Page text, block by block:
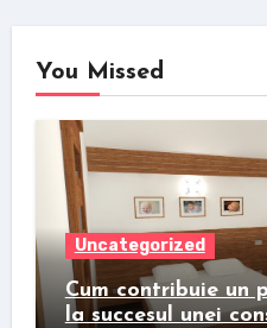
You Missed
Uncategorized
Cum contribuie un
la succesul unei